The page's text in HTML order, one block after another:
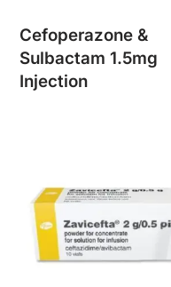
Cefoperazone &
Sulbactam 1.5mg
Injection